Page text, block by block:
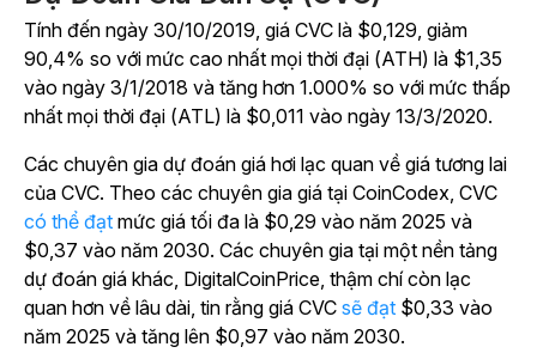
Tính đến ngày 30/10/2019, giá CVC là $0,129, giảm
90,4% so với mức cao nhất mọi thời đại (ATH) là $1,35
vào ngày 3/1/2018 và tăng hơn 1.000% so với mức thấp
nhất mọi thời đại (ATL) là $0,011 vào ngày 13/3/2020.
Các chuyên gia dự đoán giá hơi lạc quan về giá tương lai
của CVC. Theo các chuyên gia giá tại CoinCodex, CVC
có thể đạt mức giá tối đa là $0,29 vào năm 2025 và
$0,37 vào năm 2030. Các chuyên gia tại một nền tảng
dự đoán giá khác, DigitalCoinPrice, thậm chí còn lạc
quan hơn về lâu dài, tin rằng giá CVC sẽ đạt $0,33 vào
năm 2025 và tăng lên $0,97 vào năm 2030.